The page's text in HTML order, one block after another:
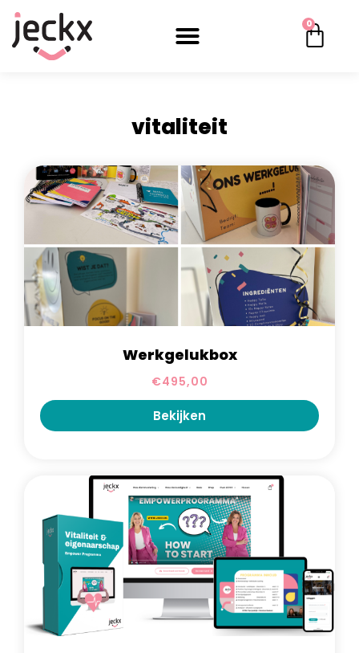
0
vitaliteit
Werkgelukbox
€495,00
Bekijken